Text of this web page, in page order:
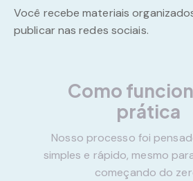
Você recebe materiais
publicar nas redes sociais.
Como
prática
Nosso processo foi
simples e rápido, mesmo
começando do